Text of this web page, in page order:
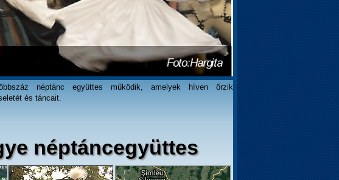
néptánc együttes működik, amelyek híven őrzik
és táncait.
néptáncegyüttes